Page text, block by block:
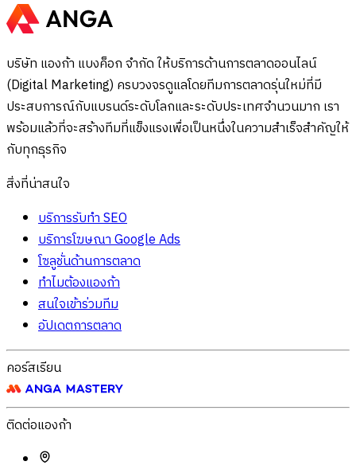
บริษัท แองก้า แบงค็อก จำกัด ให้บริการด้านการตลาดออนไลน์
(Digital Marketing) ครบวงจรดูแลโดยทีมการตลาดรุ่นใหม่ที่มี
ประสบการณ์กับแบรนด์ระดับโลกและระดับประเทศจำนวนมาก เรา
พร้อมแล้วที่จะสร้างทีมที่แข็งแรงเพื่อเป็นหนึ่งในความสำเร็จสำคัญให้
กับทุกธุรกิจ
สิ่งที่น่าสนใจ
บริการรับทำ SEO
บริการโฆษณา Google Ads
โซลูชั่นด้านการตลาด
ทำไมต้องแองก้า
สนใจเข้าร่วมทีม
อัปเดตการตลาด
คอร์สเรียน
ติดต่อแองก้า